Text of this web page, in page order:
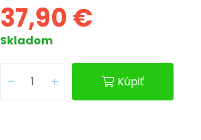
37,90 €
Skladom
Kúpiť